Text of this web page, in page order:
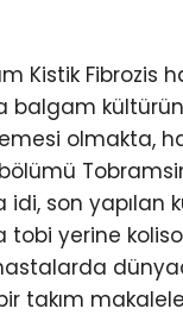
Kistik Fibrozis
balgam
olmakta,
idi, son yapılan
tobi yerine
hastalarda
takım